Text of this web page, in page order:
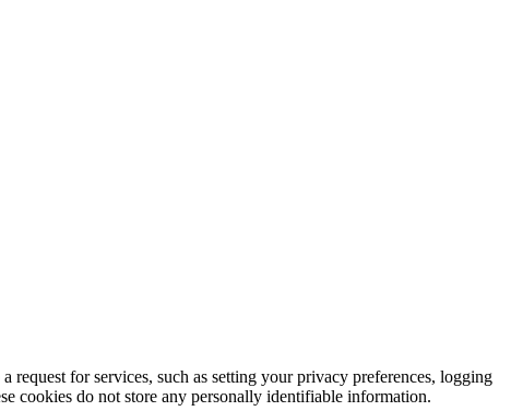
for services, such as setting your privacy preferences, logging
cookies do not store any personally identifiable information.